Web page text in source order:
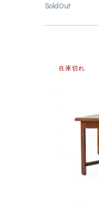
SoldOut
在庫切れ